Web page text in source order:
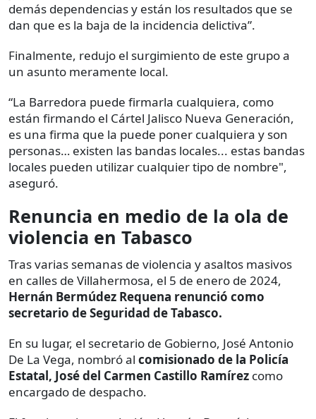
demás dependencias y están los resultados que se
dan que es la baja de la incidencia delictiva”.
Finalmente, redujo el surgimiento de este grupo a
un asunto meramente local.
“La Barredora puede firmarla cualquiera, como
están firmando el Cártel Jalisco Nueva Generación,
es una firma que la puede poner cualquiera y son
personas… existen las bandas locales... estas bandas
locales pueden utilizar cualquier tipo de nombre",
aseguró.
Renuncia en medio de la ola de
violencia en Tabasco
Tras varias semanas de violencia y asaltos masivos
en calles de Villahermosa, el 5 de enero de 2024,
Hernán Bermúdez Requena renunció como
secretario de Seguridad de Tabasco.
En su lugar, el secretario de Gobierno, José Antonio
De La Vega, nombró al comisionado de la Policía
Estatal, José del Carmen Castillo Ramírez como
encargado de despacho.